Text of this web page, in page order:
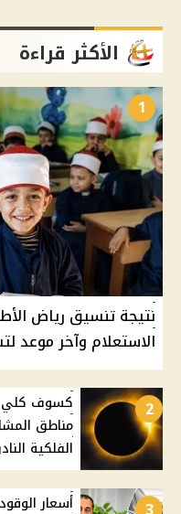
الأكثر قراءة
1
نتيجة تنسيق رياض
الاستعلام وآخر موعد
2
مناطق
الفلكية